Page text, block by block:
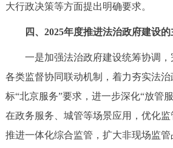
大行政决策等方面提出明确要求。
四、2025年度推进法治政府建设的
一是加强法治政府建设统筹协调，
各类监督协同联动机制，着力夯实法
标“北京服务”要求，进一步深化“放管
在政务服务、城管等场景应用，优化
推进一体化综合监管，扩大非现场监